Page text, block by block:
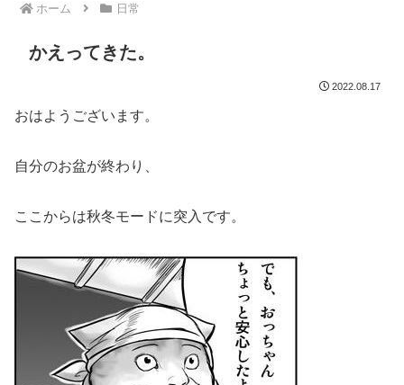
ホーム 日常
かえってきた。
2022.08.17
おはようございます。
自分のお盆が終わり、
ここからは秋冬モードに突入です。